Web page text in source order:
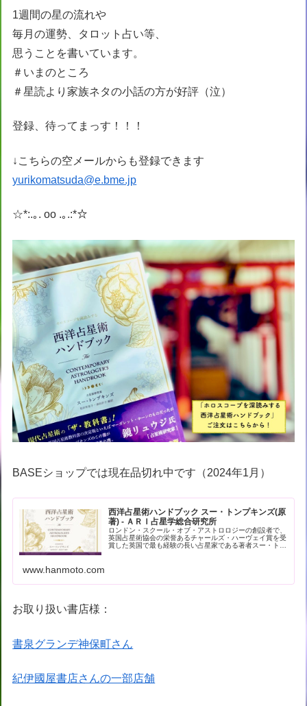
1週間の星の流れや
毎月の運勢、タロット占い等、
思うことを書いています。
＃いまのところ
＃星読より家族ネタの小話の方が好評（泣）
登録、待ってまっす！！！
↓こちらの空メールからも登録できます
yurikomatsuda@e.bme.jp
☆*:.｡. oo .｡.:*☆
BASEショップでは現在品切れ中です（2024年1月）
西洋占星術ハンドブック スー・トンプキンズ(原
著) - ＡＲＩ占星学総合研究所
ロンドン・スクール・オブ・アストロロジーの創設者で、
英国占星術協会の栄誉あるチャールズ・ハーヴェイ賞を受
賞した英国で最も経験の長い占星家である著者スー・トン
www.hanmoto.com
お取り扱い書店様：
書泉グランデ神保町さん
紀伊國屋書店さんの一部店舗